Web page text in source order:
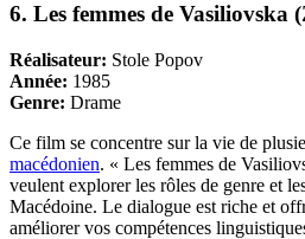
6. Les femmes de Vasiliovska
Réalisateur: Stole Popov
Année: 1985
Genre: Drame
Ce film se concentre sur la vie de
macédonien. « Les femmes de
veulent explorer les rôles de genre et
Macédoine. Le dialogue est riche et
améliorer vos compétences